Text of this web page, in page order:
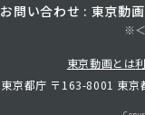
お問い合わせ : 東京動
※
東京動画とは
東京都庁 〒163-8001 東京